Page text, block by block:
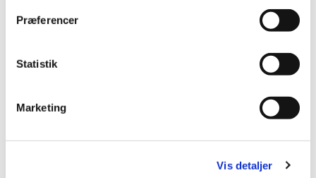
Præferencer
Statistik
Marketing
Vis detaljer